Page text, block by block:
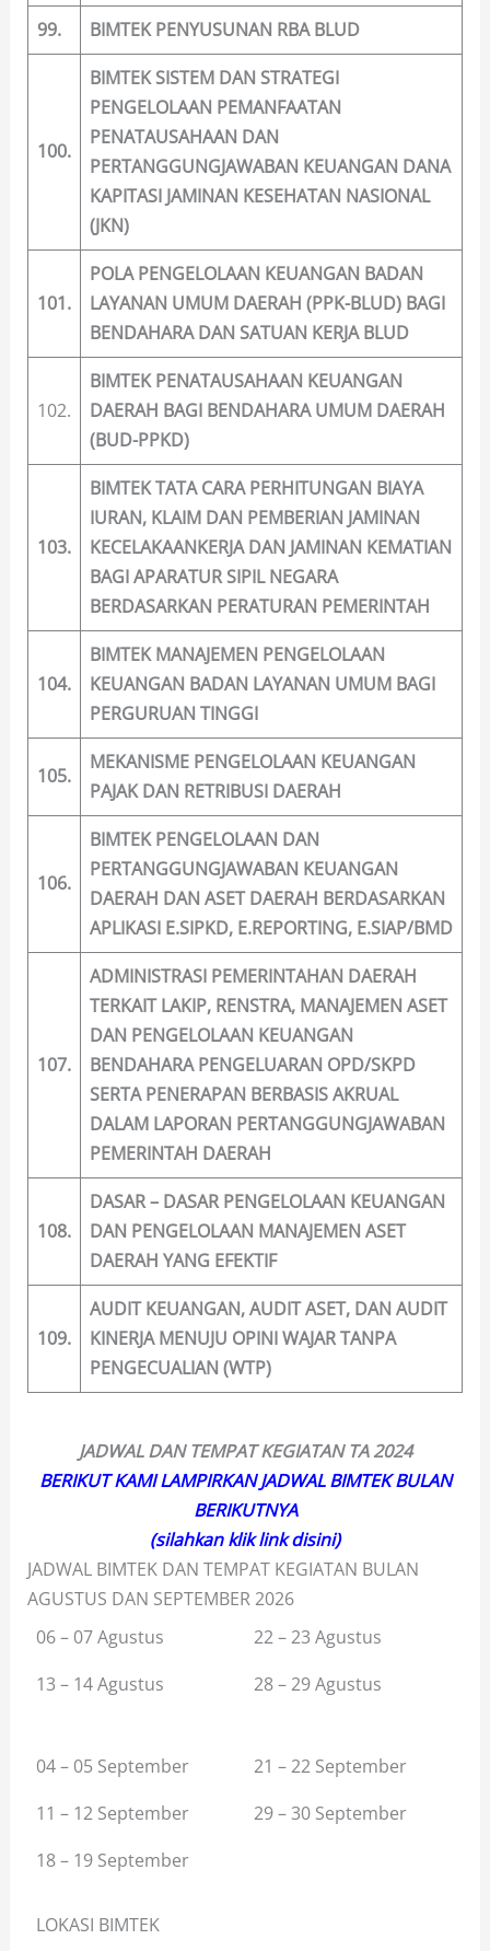
99.
BIMTEK PENYUSUNAN RBA BLUD
100.
BIMTEK SISTEM DAN STRATEGI
PENGELOLAAN PEMANFAATAN
PENATAUSAHAAN DAN
PERTANGGUNGJAWABAN KEUANGAN DANA
KAPITASI JAMINAN KESEHATAN NASIONAL
(JKN)
101.
POLA PENGELOLAAN KEUANGAN BADAN
LAYANAN UMUM DAERAH (PPK-BLUD) BAGI
BENDAHARA DAN SATUAN KERJA BLUD
102.
BIMTEK PENATAUSAHAAN KEUANGAN
DAERAH BAGI BENDAHARA UMUM DAERAH
(BUD-PPKD)
103.
BIMTEK TATA CARA PERHITUNGAN BIAYA
IURAN, KLAIM DAN PEMBERIAN JAMINAN
KECELAKAANKERJA DAN JAMINAN KEMATIAN
BAGI APARATUR SIPIL NEGARA
BERDASARKAN PERATURAN PEMERINTAH
104.
BIMTEK MANAJEMEN PENGELOLAAN
KEUANGAN BADAN LAYANAN UMUM BAGI
PERGURUAN TINGGI
105.
MEKANISME PENGELOLAAN KEUANGAN
PAJAK DAN RETRIBUSI DAERAH
106.
BIMTEK PENGELOLAAN DAN
PERTANGGUNGJAWABAN KEUANGAN
DAERAH DAN ASET DAERAH BERDASARKAN
APLIKASI E.SIPKD, E.REPORTING, E.SIAP/BMD
107.
ADMINISTRASI PEMERINTAHAN DAERAH
TERKAIT LAKIP, RENSTRA, MANAJEMEN ASET
DAN PENGELOLAAN KEUANGAN
BENDAHARA PENGELUARAN OPD/SKPD
SERTA PENERAPAN BERBASIS AKRUAL
DALAM LAPORAN PERTANGGUNGJAWABAN
PEMERINTAH DAERAH
108.
DASAR – DASAR PENGELOLAAN KEUANGAN
DAN PENGELOLAAN MANAJEMEN ASET
DAERAH YANG EFEKTIF
109.
AUDIT KEUANGAN, AUDIT ASET, DAN AUDIT
KINERJA MENUJU OPINI WAJAR TANPA
PENGECUALIAN (WTP)
JADWAL DAN TEMPAT KEGIATAN TA 2024
BERIKUT KAMI LAMPIRKAN JADWAL BIMTEK BULAN
BERIKUTNYA
(silahkan klik link disini)
JADWAL BIMTEK DAN TEMPAT KEGIATAN BULAN
AGUSTUS DAN SEPTEMBER 2026
06 – 07 Agustus
22 – 23 Agustus
13 – 14 Agustus
28 – 29 Agustus
04 – 05 September
21 – 22 September
11 – 12 September
29 – 30 September
18 – 19 September
LOKASI BIMTEK